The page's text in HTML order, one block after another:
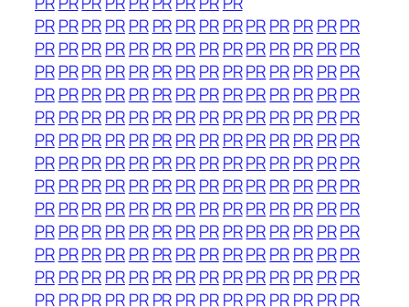
PRPRPRPRPR PRPRPRPRPRPRPR PRPR
PRPRPRPRPR PRPRPRPRPRPRPR PRPR
PRPRPRPRPR PRPRPRPRPRPRPR PRPR
PRPRPRPRPR PRPRPRPRPRPRPR PRPR
PRPRPRPRPR PRPRPRPRPRPRPR PRPR
PRPRPRPRPR PRPRPRPRPRPRPR PRPR
PRPRPRPRPR PRPRPRPRPRPRPR PRPR
PRPRPRPRPR PRPRPRPRPRPRPR PRPR
PRPRPRPRPR PRPRPRPRPRPRPR PRPR
PRPRPRPRPR PRPRPRPRPRPRPR PRPR
PRPRPRPRPR PRPRPRPRPRPRPR PRPR
PRPRPRPRPR PRPRPRPRPRPRPR PRPR
PRPRPRPRPR PRPRPRPRPRPRPR PRPR